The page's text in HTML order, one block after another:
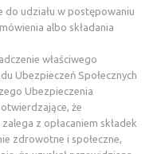
do udziału w postępowaniu
albo składania
właściwego
Ubezpieczeń Społecznych
Ubezpieczenia
że
z opłacaniem składek
zdrowotne i społeczne,